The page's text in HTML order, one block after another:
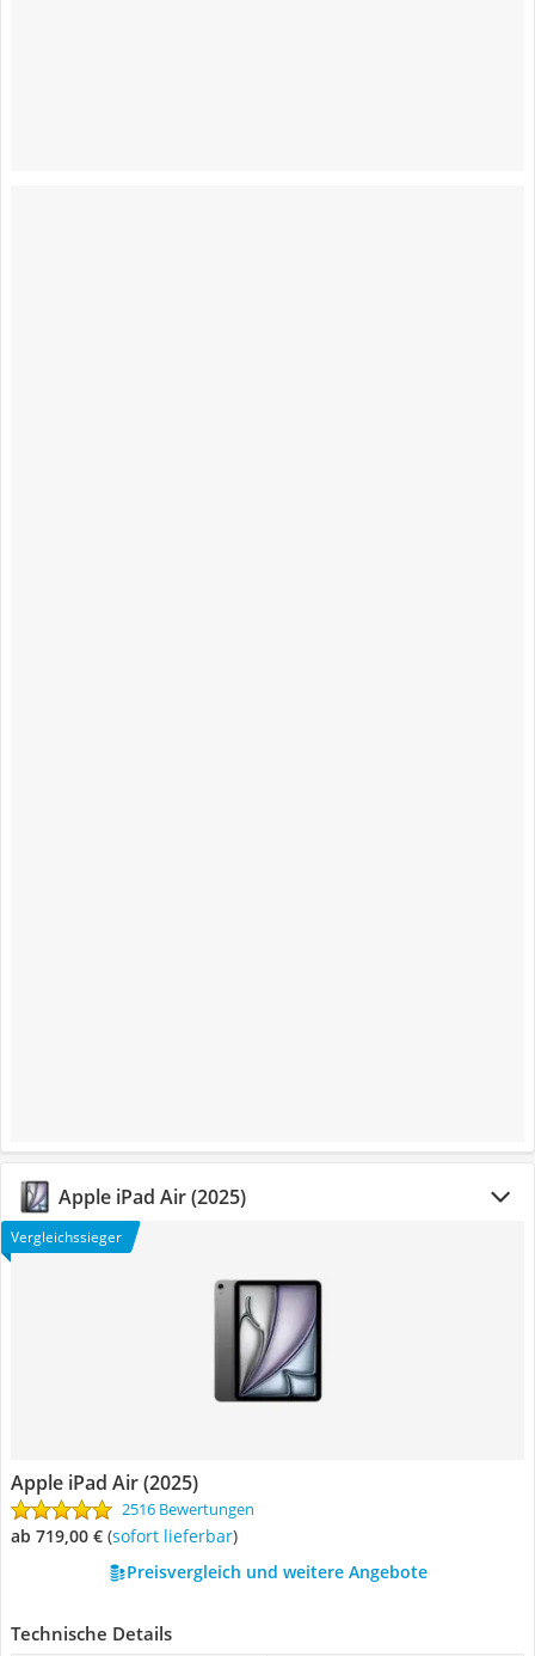
Apple iPad Air (2025)
Vergleichssieger
Apple iPad Air (2025)
2516 Bewertungen
ab 719,00 € ( Sofort lieferbar)
Preisvergleich und weitere Angebote
Technische Details